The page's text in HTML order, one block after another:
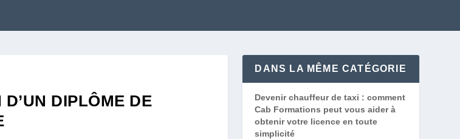
DIPLÔME DE
DANS LA MÊME CATÉGORIE
Devenir chauffeur de taxi : comment
Cab Formations peut vous aider à
obtenir votre licence en toute
simplicité